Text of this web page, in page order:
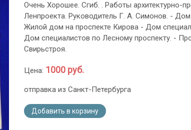
Очень Хорошее. Сгиб. . Работы архитектурно-
Ленпроекта. Руководитель Г. А. Симонов. -
Жилой дом на проспекте Кирова - Дом
Дом специалистов по Лесному проспекту. -
Свирьстроя.
Цена: 1000 руб.
отправка из Санкт-Петербурга
Добавить в корзину